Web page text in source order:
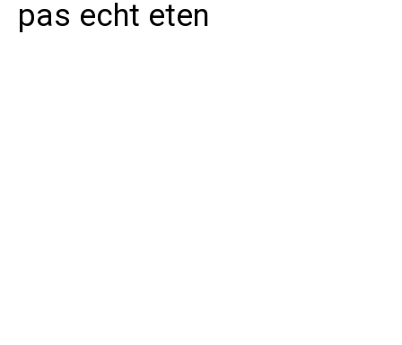
pas echt eten